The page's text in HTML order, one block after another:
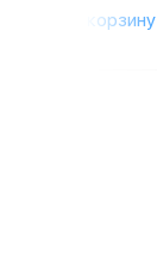
в корзину